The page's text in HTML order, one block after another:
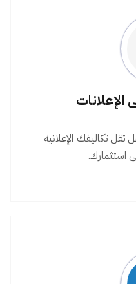
الإعلانات
تكاليفك الإعلانية
استثمارك.